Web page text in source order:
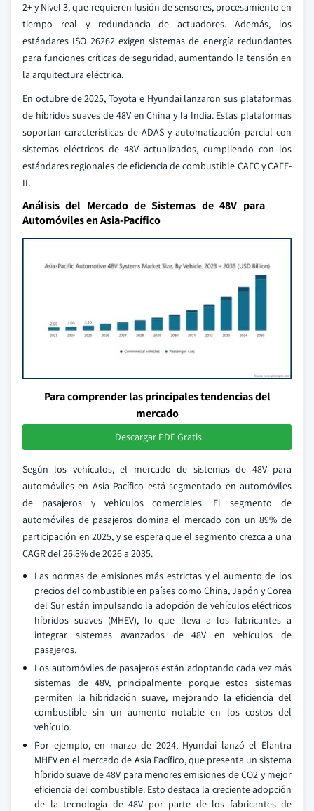
2+ y Nivel 3, que requieren fusión de sensores, procesamiento en
tiempo real y redundancia de actuadores. Además, los
estándares ISO 26262 exigen sistemas de energía redundantes
para funciones críticas de seguridad, aumentando la tensión en
la arquitectura eléctrica.
En octubre de 2025, Toyota e Hyundai lanzaron sus plataformas
de híbridos suaves de 48V en China y la India. Estas plataformas
soportan características de ADAS y automatización parcial con
sistemas eléctricos de 48V actualizados, cumpliendo con los
estándares regionales de eficiencia de combustible CAFC y CAFE-
II.
Análisis del Mercado de Sistemas de 48V para
Automóviles en Asia-Pacífico
Para comprender las principales tendencias del
mercado
Descargar PDF Gratis
Según los vehículos, el mercado de sistemas de 48V para
automóviles en Asia Pacífico está segmentado en automóviles
de pasajeros y vehículos comerciales. El segmento de
automóviles de pasajeros domina el mercado con un 89% de
participación en 2025, y se espera que el segmento crezca a una
CAGR del 26.8% de 2026 a 2035.
Las normas de emisiones más estrictas y el aumento de los
precios del combustible en países como China, Japón y Corea
del Sur están impulsando la adopción de vehículos eléctricos
híbridos suaves (MHEV), lo que lleva a los fabricantes a
integrar sistemas avanzados de 48V en vehículos de
pasajeros.
Los automóviles de pasajeros están adoptando cada vez más
sistemas de 48V, principalmente porque estos sistemas
permiten la hibridación suave, mejorando la eficiencia del
combustible sin un aumento notable en los costos del
vehículo.
Por ejemplo, en marzo de 2024, Hyundai lanzó el Elantra
MHEV en el mercado de Asia Pacífico, que presenta un sistema
híbrido suave de 48V para menores emisiones de CO2 y mejor
eficiencia del combustible. Esto destaca la creciente adopción
de la tecnología de 48V por parte de los fabricantes de